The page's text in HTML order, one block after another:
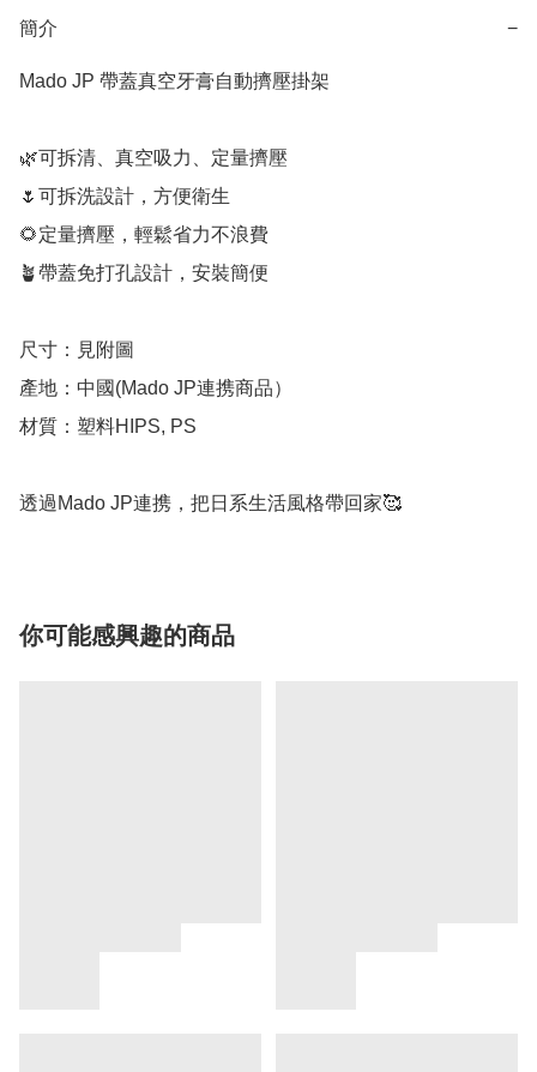
簡介 −
Mado JP 帶蓋真空牙膏自動擠壓掛架
🌿可拆清、真空吸力、定量擠壓
🌷可拆洗設計，方便衛生
🌻定量擠壓，輕鬆省力不浪費
🪴帶蓋免打孔設計，安裝簡便
尺寸：見附圖
產地：中國(Mado JP連携商品）
材質：塑料HIPS, PS
透過Mado JP連携，把日系生活風格帶回家🥰
你可能感興趣的商品